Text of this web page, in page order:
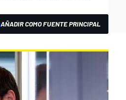
AÑADIR COMO FUENTE PRINCIPAL